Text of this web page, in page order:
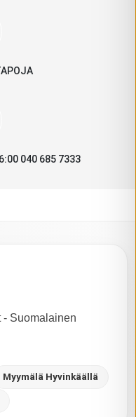
040 685 7333
Suomalainen
Myymälä Hyvinkäällä